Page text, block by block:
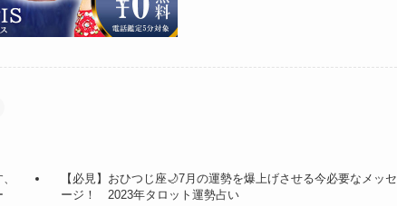
【必見】おひつじ座🌙7月の運勢を爆上げさせる今必要なメッセ
ージ！ 2023年タロット運勢占い